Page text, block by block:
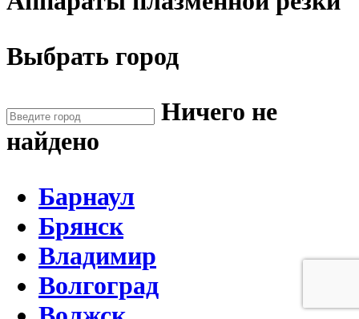
Выбрать город
Ничего не
найдено
Барнаул
Брянск
Владимир
Волгоград